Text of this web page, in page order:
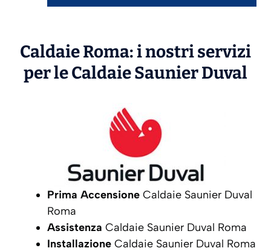
Caldaie Roma: i nostri servizi
per le CaldaieSaunier Duval
Prima Accensione Caldaie Saunier Duval
Roma
Assistenza Caldaie Saunier Duval Roma
Installazione Caldaie Saunier Duval Roma